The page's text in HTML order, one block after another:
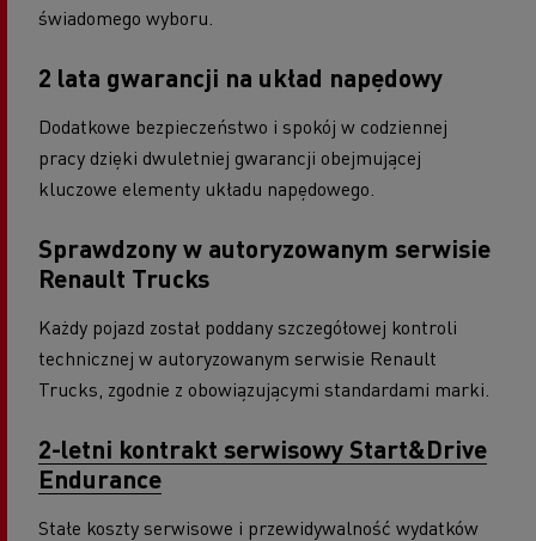
świadomego wyboru.
2 lata gwarancji na układ napędowy
Dodatkowe bezpieczeństwo i spokój w codziennej
pracy dzięki dwuletniej gwarancji obejmującej
kluczowe elementy układu napędowego.
Sprawdzony w autoryzowanym serwisie
Renault Trucks
Każdy pojazd został poddany szczegółowej kontroli
technicznej w autoryzowanym serwisie Renault
Trucks, zgodnie z obowiązującymi standardami marki.
2-letni kontrakt serwisowy Start&Drive
Endurance
Stałe koszty serwisowe i przewidywalność wydatków